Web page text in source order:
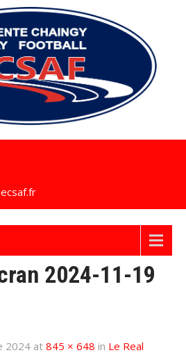
2024-11-19
2024 at 845 × 648 in Le Real